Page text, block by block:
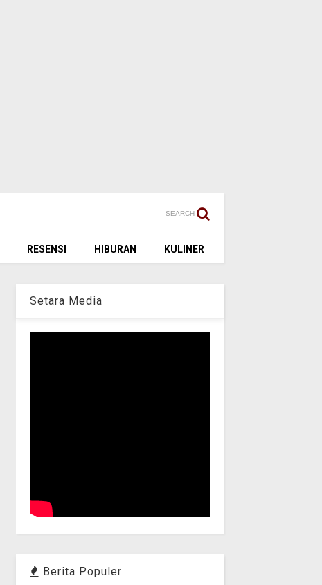
SEARCH
RESENSI HIBURAN KULINER
Setara Media
Berita Populer